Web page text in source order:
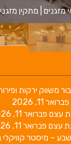
מזגנים | מתקין
משווק ירקות
פברואר 11, 2026
עצם פברואר 11, 2026
עצם פברואר 11, 2026
– מיסטר קוויקלי